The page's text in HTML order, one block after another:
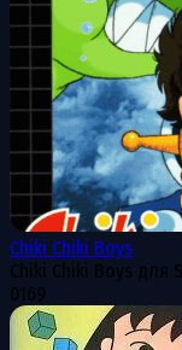
Chiki Chiki Boys
Chiki Chiki Boys для
0169